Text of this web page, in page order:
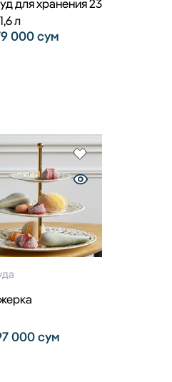
для хранения 23
л
000сум
000сум